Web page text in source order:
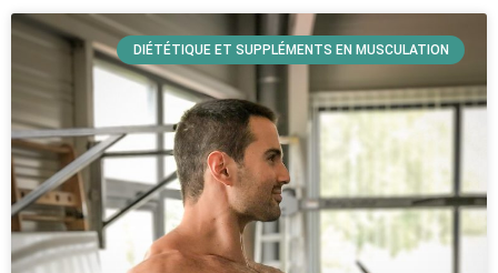
DIÉTÉTIQUE ET SUPPLÉMENTS EN MUSCULATION